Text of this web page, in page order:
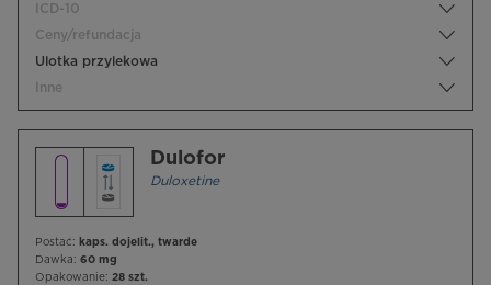
ICD-10
Ceny/refundacja
Ulotka przylekowa
Inne
Dulofor
Duloxetine
Postać: kaps. dojelit., twarde
Dawka: 60 mg
Opakowanie: 28 szt.